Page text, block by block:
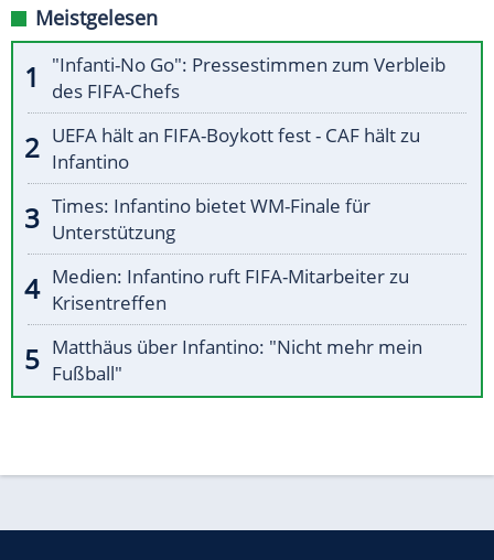
Meistgelesen
"Infanti-No Go": Pressestimmen zum Verbleib
des FIFA-Chefs
UEFA hält an FIFA-Boykott fest - CAF hält zu
Infantino
Times: Infantino bietet WM-Finale für
Unterstützung
Medien: Infantino ruft FIFA-Mitarbeiter zu
Krisentreffen
Matthäus über Infantino: "Nicht mehr mein
Fußball"